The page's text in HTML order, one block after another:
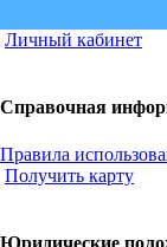
Личный кабинет
Справочная
Правила
Получить карту
Юридические